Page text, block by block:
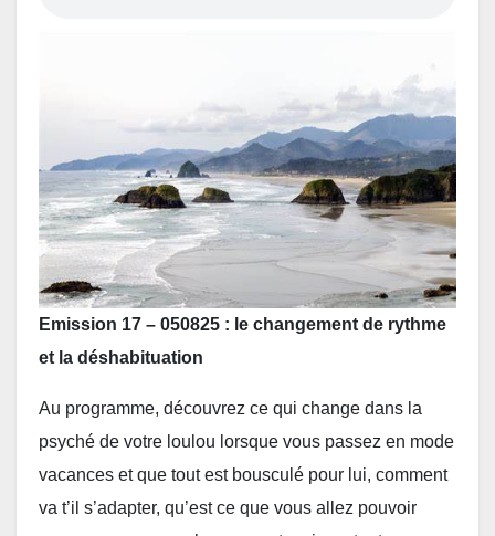
Emission 17 – 050825 : le changement de rythme
et la déshabituation
Au programme, découvrez ce qui change dans la
psyché de votre loulou lorsque vous passez en mode
vacances et que tout est bousculé pour lui, comment
va t’il s’adapter, qu’est ce que vous allez pouvoir